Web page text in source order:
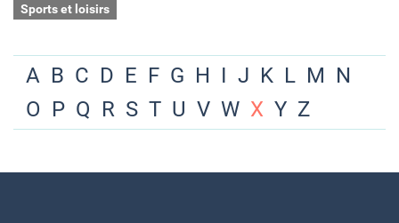
Sports et loisirs
A B C D E F G H I J K L M N
O P Q R S T U V W X Y Z